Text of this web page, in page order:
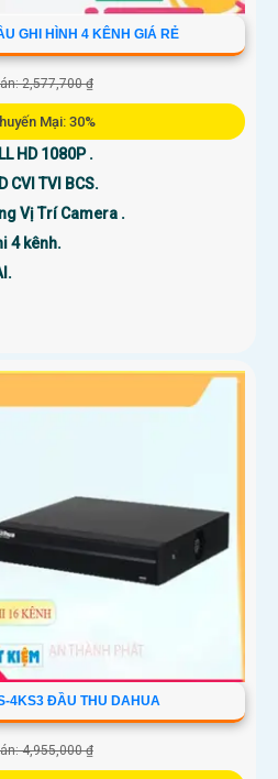
GHI HÌNH 4 KÊNH GIÁ RẺ
2,577,700 ₫
Mại: 30%
HD 1080P .
CVI TVI BCS.
Vị Trí Camera .
4 kênh.
4KS3 ĐẦU THU DAHUA
4,955,000 ₫